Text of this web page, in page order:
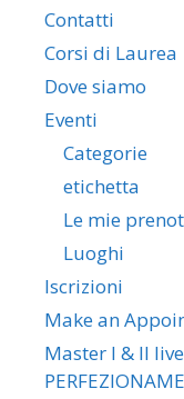
Contatti
Corsi di Laurea
Dove siamo
Eventi
Categorie
etichetta
Le mie
Luoghi
Iscrizioni
Make an
Master I & II